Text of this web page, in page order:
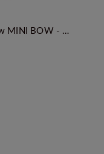
Konges Slojd - Gumki do włosów MINI BOW - WHITE/ROSE